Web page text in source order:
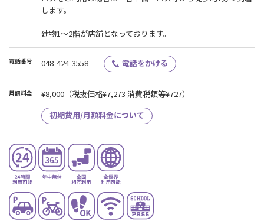
します。
建物1〜2階が店舗となっております。
電話番号 048-424-3558 電話をかける
月額料金 ¥8,000 （税抜価格¥7,273 消費税額等¥727）
初期費用/月額料金について